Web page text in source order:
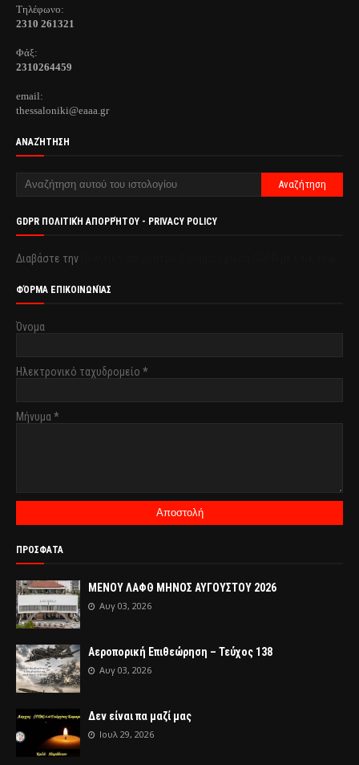
Τηλέφωνo:
2310 261321
Φάξ:
2310264459
email:
thessaloniki@eaaa.gr
ΑΝΑΖΉΤΗΣΗ
GDPR ΠΟΛΙΤΙΚΉ ΑΠΟΡΡΉΤΟΥ - PRIVACY POLICY
Διαβάστε την
ΦΌΡΜΑ ΕΠΙΚΟΙΝΩΝΊΑΣ
Όνομα
Ηλεκτρονικό ταχυδρομείο *
Μήνυμα *
ΠΡΟΣΦΑΤΑ
ΜΕΝΟΥ ΛΑΦΘ ΜΗΝΟΣ ΑΥΓΟΥΣΤΟΥ 2026
Αυγ 03, 2026
Αεροπορική Επιθεώρηση – Τεύχος 138
Αυγ 03, 2026
Δεν είναι πα μαζί μας
Ιουλ 29, 2026